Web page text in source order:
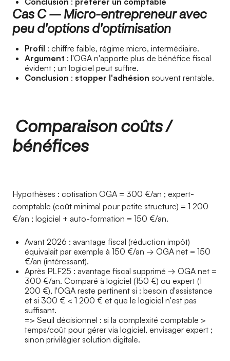
Cas C — Micro-entrepreneur avec
peu d'options d'optimisation
Profil : chiffre faible, régime micro, intermédiaire.
Argument : l'OGA n'apporte plus de bénéfice fiscal
évident ; un logiciel peut suffire.
Conclusion : stopper l'adhésion souvent rentable.
Comparaison coûts /
bénéfices
Hypothèses : cotisation OGA = 300 €/an ; expert-
comptable (coût minimal pour petite structure) = 1 200
€/an ; logiciel + auto-formation = 150 €/an.
Avant 2026 : avantage fiscal (réduction impôt)
équivalait par exemple à 150 €/an → OGA net = 150
€/an (intéressant).
Après PLF25 : avantage fiscal supprimé → OGA net =
300 €/an. Comparé à logiciel (150 €) ou expert (1
200 €), l'OGA reste pertinent si : besoin d'assistance
et si 300 € < 1 200 € et que le logiciel n'est pas
suffisant.
=> Seuil décisionnel : si la complexité comptable >
temps/coût pour gérer via logiciel, envisager expert ;
sinon privilégier solution digitale.